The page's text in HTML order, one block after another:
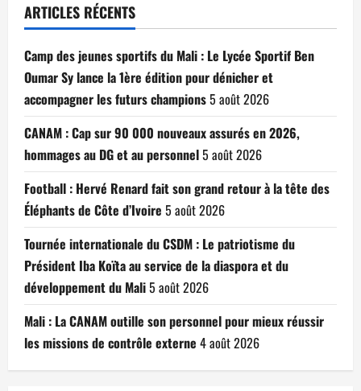
ARTICLES RÉCENTS
Camp des jeunes sportifs du Mali : Le Lycée Sportif Ben
Oumar Sy lance la 1ère édition pour dénicher et
accompagner les futurs champions5 août 2026
CANAM : Cap sur 90 000 nouveaux assurés en 2026,
hommages au DG et au personnel5 août 2026
Football : Hervé Renard fait son grand retour à la tête des
Éléphants de Côte d’Ivoire 5 août 2026
Tournée internationale du CSDM : Le patriotisme du
Président Iba Koïta au service de la diaspora et du
développement du Mali5 août 2026
Mali : La CANAM outille son personnel pour mieux réussir
les missions de contrôle externe 4 août 2026